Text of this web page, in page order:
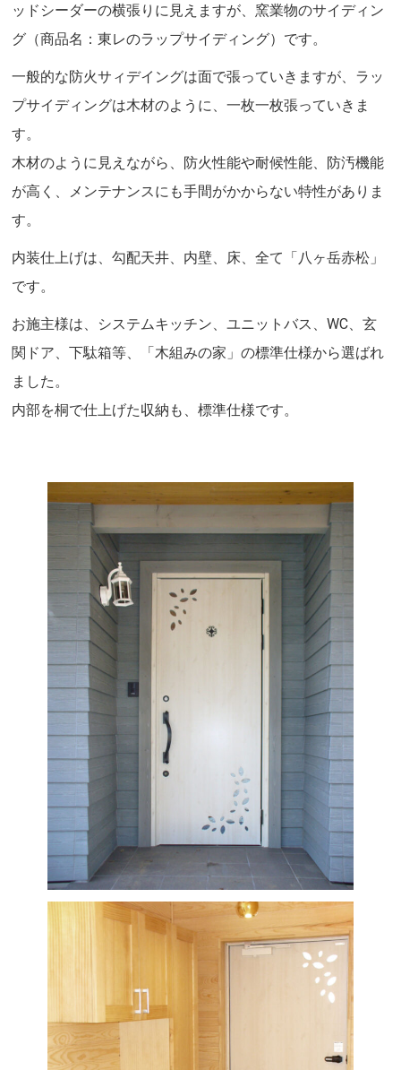
ッドシーダーの横張りに見えますが、窯業物のサイディン
グ（商品名：東レのラップサイディング）です。
一般的な防火サィデイングは面で張っていきますが、ラッ
プサイディングは木材のように、一枚一枚張っていきま
す。
木材のように見えながら、防火性能や耐候性能、防汚機能
が高く、メンテナンスにも手間がかからない特性がありま
す。
内装仕上げは、勾配天井、内壁、床、全て「八ヶ岳赤松」
です。
お施主様は、システムキッチン、ユニットバス、WC、玄
関ドア、下駄箱等、「木組みの家」の標準仕様から選ばれ
ました。
内部を桐で仕上げた収納も、標準仕様です。